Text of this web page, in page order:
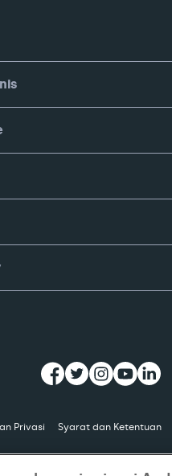
Privasi Syarat dan Ketentuan